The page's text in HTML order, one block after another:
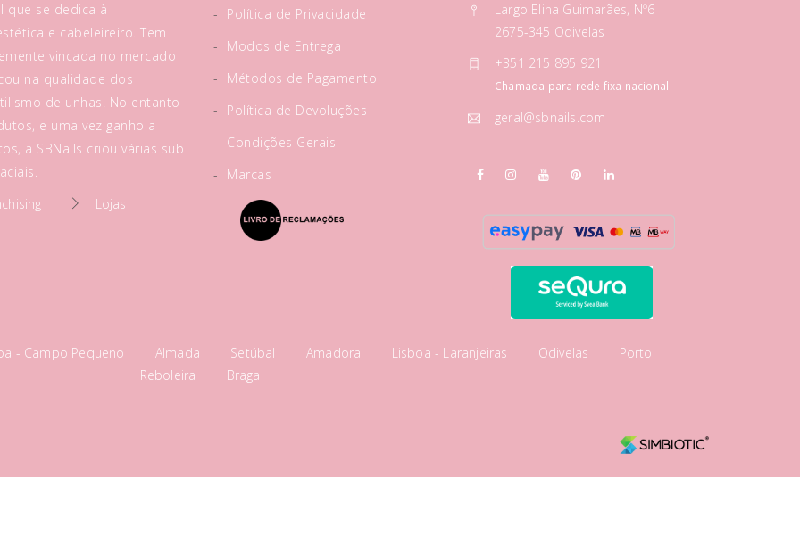
que se dedica à
e cabeleireiro. Tem
vincada no mercado
na qualidade dos
de unhas. No entanto
e uma vez ganho a
a SBNails criou várias sub
Lojas
-
Política de Privacidade
-
Modos de Entrega
-
Métodos de Pagamento
-
Política de Devoluções
-
Condições Gerais
-
Marcas
Largo Elina Guimarães, Nº6
2675-345 Odivelas
+351 215 895 921
Chamada para rede fixa nacional
geral@sbnails.com
- Campo Pequeno Almada Setúbal Amadora Lisboa - Laranjeiras Odivelas
Porto
Reboleira
Braga